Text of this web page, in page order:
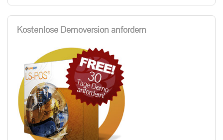
Kostenlose Demoversion anfordern